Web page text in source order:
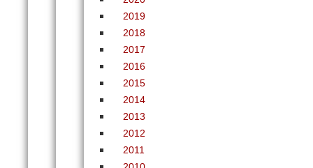
2019
2018
2017
2016
2015
2014
2013
2012
2011